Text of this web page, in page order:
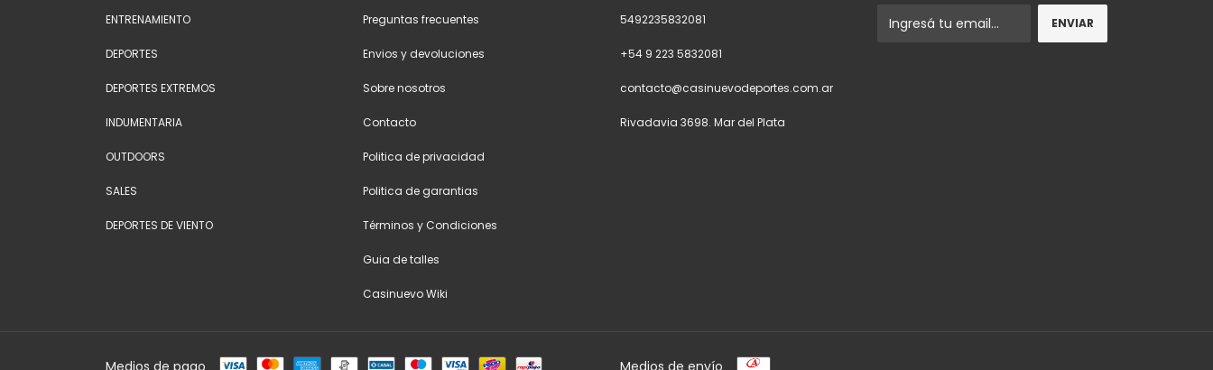
ENTRENAMIENTO
DEPORTES
DEPORTES EXTREMOS
INDUMENTARIA
OUTDOORS
SALES
DEPORTES DE VIENTO
Preguntas frecuentes
Envios y devoluciones
Sobre nosotros
Contacto
Politica de privacidad
Politica de garantias
Términos y Condiciones
Guia de talles
Casinuevo Wiki
5492235832081
+54 9 223 5832081
contacto@casinuevodeportes.com.ar
Rivadavia 3698. Mar del Plata
Medios de pago Medios de envío